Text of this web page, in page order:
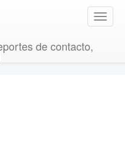
T
o
de contacto,